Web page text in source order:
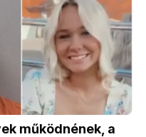
működnének, a